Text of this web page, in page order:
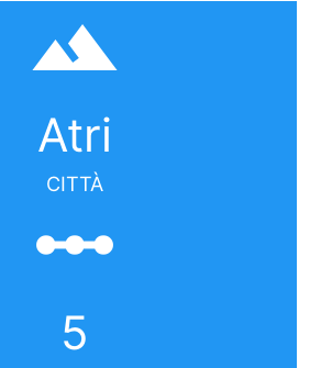
filter_hdr
Atri
CITTÀ
linear_scale
5